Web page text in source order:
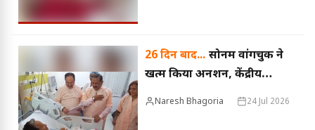
26 दिन बाद... सोनम वांगचुक ने
खत्म किया अनशन, केंद्रीय
मंत्रियों से मुलाकात के बाद बड़ा
Naresh Bhagoria 24 Jul 2026